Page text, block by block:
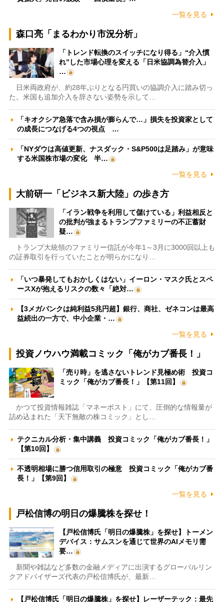
一覧を見る
森口亮「まるわかり市況分析」
「トレンド転換のスイッチになり得る」“介入慣
れ”した市場心理を変える「日米協調為替介入」
…
日米両政府が、約28年ぶりとなる円買いの協調介入に踏み切っ
た。米国も追加介入を辞さない姿勢を示して…
「キオクシア急落で含み損が膨らんで…」損失を投資家として
の成長につなげる4つの視点 …
「NYダウは高値更新、ナスダック・S&P500は足踏み」が意味
する米国株市場の変化 半…
一覧を見る
大前研一「ビジネス新大陸」の歩き方
「イラン戦争を利用して儲けている」利益相反と
の批判が強まるトランプファミリーの不正蓄財
疑…
トランプ大統領のファミリー信託が今年1～3月に3000回以上も
の証券取引を行っていたことが明らかになり…
「いつ暴発してもおかしくはない」イーロン・マスク氏とスペ
ースXが抱えるリスクの数々「絶対…
【3メガバンクは純利益5兆円超】銀行、商社、ゼネコンは最高
益続出の一方で、中小企業・…
一覧を見る
投資ノウハウ満載コミック「俺がカブ番長！」
「売り時」を逃さないトレンド見極め術 投資コ
ミック「俺がカブ番長！」【第11回】
かつて投資情報雑誌「マネーポスト」にて、圧倒的な情報量が
詰め込まれた「天下無敵の株コミック」とし…
テクニカル分析・集中講義 投資コミック「俺がカブ番長！」
【第10回】
不透明相場に勝つ信用取引の極意 投資コミック「俺がカブ番
長！」【第9回】
一覧を見る
戸松信博の明日の爆騰株を探せ！
【戸松信博氏「明日の爆騰株」を探せ】トーメン
デバイス：サムスンを通じて世界のAIメモリ需
要…
新聞や雑誌など多数の金融メディアに出演するグローバルリン
クアドバイザーズ代表の戸松信博氏が、最新…
【戸松信博氏「明日の爆騰株」を探せ】レーザーテック：最先